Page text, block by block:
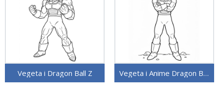
Vegeta i Dragon Ball Z Vegeta i Anime Dragon Ball Z